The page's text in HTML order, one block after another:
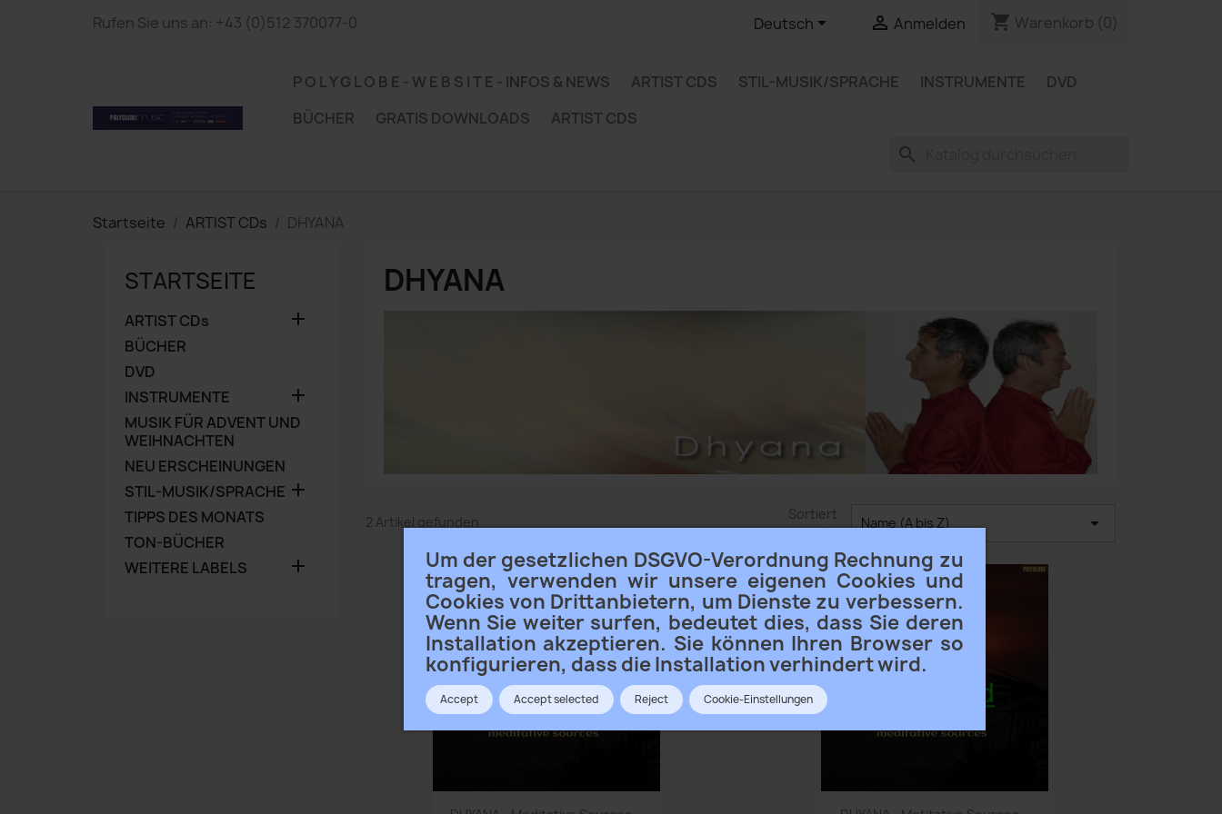
Um der gesetzlichen DSGVO-Verordnung Rechnung zu
tragen, verwenden wir unsere eigenen Cookies und
Cookies von Drittanbietern, um Dienste zu verbessern.
Wenn Sie weiter surfen, bedeutet dies, dass Sie deren
Installation akzeptieren. Sie können Ihren Browser so
konfigurieren, dass die Installation verhindert wird.
Accept Accept selected Reject Cookie-Einstellungen
Rufen Sie uns an: +43 (0)512 370077-0 Deutsch  Anmelden shopping_cart Warenkorb (0)
P O L Y G L O B E - W E B S I T E - INFOS & NEWS ARTIST CDS STIL-MUSIK/SPRACHE INSTRUMENTE
DVD
BÜCHER
GRATIS DOWNLOADS ARTIST CDS
search
Startseite ARTIST CDs DHYANA
STARTSEITE
ARTIST CDs 
BÜCHER
DVD
INSTRUMENTE

MUSIK FÜR ADVENT UND
WEIHNACHTEN
NEU ERSCHEINUNGEN
STIL-MUSIK/SPRACHE 
TIPPS DES MONATS
TON-BÜCHER
WEITERE LABELS

DHYANA
2 Artikel gefunden
Sortiert
nach:
Name (A bis Z) 
Vorschau Vorschau